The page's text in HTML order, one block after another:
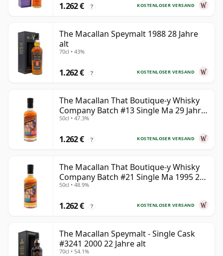
KOSTENLOSER VERSAND
1.262 € ?
The Macallan Speymalt 1988 28 Jahre
alt
70cl • 43%
KOSTENLOSER VERSAND
1.262 € ?
The Macallan That Boutique-y Whisky
Company Batch #13 Single Ma 29 Jahre
alt
50cl • 47.3%
KOSTENLOSER VERSAND
1.262 € ?
The Macallan That Boutique-y Whisky
Company Batch #21 Single Ma 1995 24
Jahre alt
50cl • 48.9%
KOSTENLOSER VERSAND
1.262 € ?
The Macallan Speymalt - Single Cask
#3241 2000 22 Jahre alt
70cl • 54.1%